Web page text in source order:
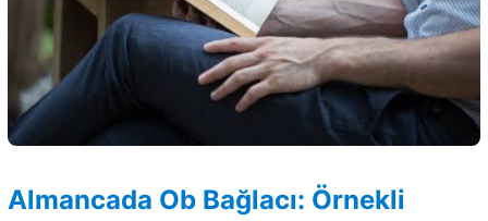
Almancada Ob Bağlacı: Örnekli